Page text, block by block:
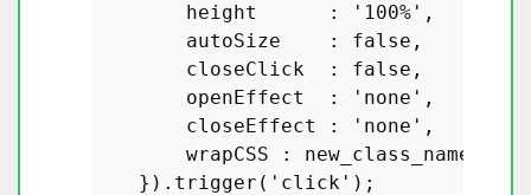
        height      :
'100%' ,
        autoSize    :
false ,
        closeClick  :
false ,
        openEffect  :
'none' ,
        closeEffect :
'none' ,
        wrapCSS : new_class_name
    }).
trigger ( 'click' );